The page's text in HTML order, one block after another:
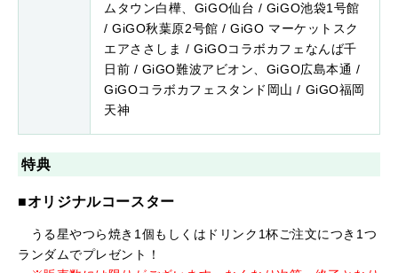
ムタウン白樺、GiGO仙台 / GiGO池袋1号館
/ GiGO秋葉原2号館 / GiGO マーケットスク
エアささしま / GiGOコラボカフェなんば千
日前 / GiGO難波アビオン、GiGO広島本通 /
GiGOコラボカフェスタンド岡山 / GiGO福岡
天神
特典
■オリジナルコースター
うる星やつら焼き1個もしくはドリンク1杯ご注文につき1つ
ランダムでプレゼント！